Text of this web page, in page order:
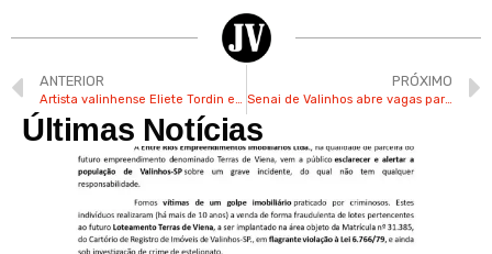
ANTERIOR
Artista valinhense Eliete Tordin expõe obras de arte na Alemanha
PRÓXIMO
Senai de Valinhos abre vagas para curso técnico gratuito de Administração
Últimas Notícias